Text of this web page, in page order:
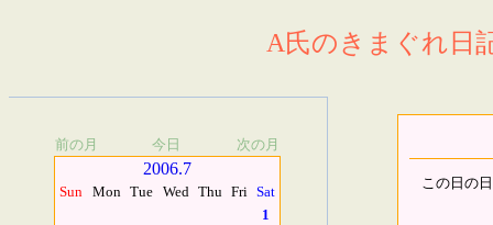
A氏のきまぐれ日
前の月 今日 次の月
2006.7
Sun Mon Tue Wed Thu Fri Sat
1
この日の